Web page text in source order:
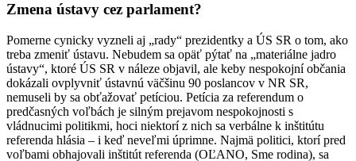
Zmena ústavy cez parlament?
Pomerne cynicky vyzneli aj „rady“ prezidentky a ÚS SR o tom, ako
treba zmeniť ústavu. Nebudem sa opäť pýtať na „materiálne jadro
ústavy“, ktoré ÚS SR v náleze objavil, ale keby nespokojní občania
dokázali ovplyvniť ústavnú väčšinu 90 poslancov v NR SR,
nemuseli by sa obťažovať petíciou. Petícia za referendum o
predčasných voľbách je silným prejavom nespokojnosti s
vládnucimi politikmi, hoci niektorí z nich sa verbálne k inštitútu
referenda hlásia – i keď neveľmi úprimne. Najmä politici, ktorí pred
voľbami obhajovali inštitút referenda (OĽANO, Sme rodina), sa